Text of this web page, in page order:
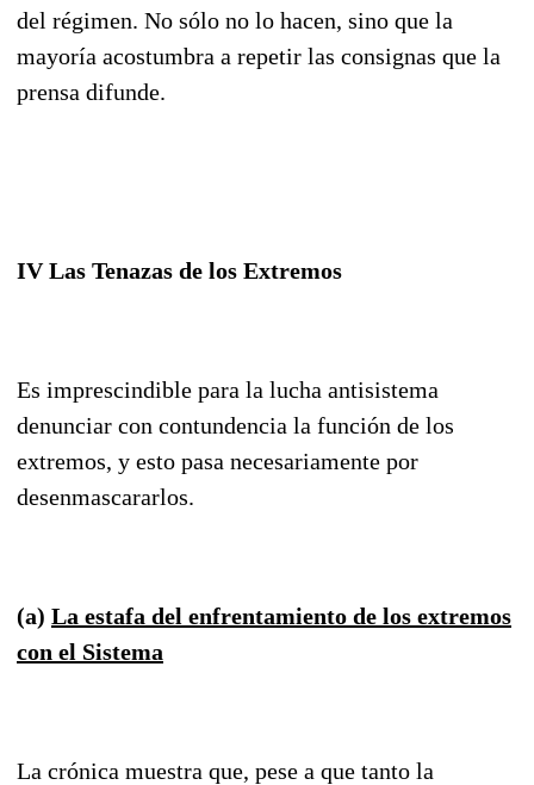
del régimen. No sólo no lo hacen, sino que la
mayoría acostumbra a repetir las consignas que la
prensa difunde.
IVLas Tenazas de los Extremos
Es imprescindible para la lucha antisistema
denunciar con contundencia la función de los
extremos, y esto pasa necesariamente por
desenmascararlos.
(a) La estafa del enfrentamiento de los extremos
con el Sistema
La crónica muestra que, pese a que tanto la